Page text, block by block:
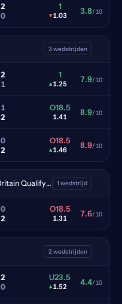
2
0
1
▾1.03 3.8/10
3 wedstrijden
2
1
1
▴1.25 7.9/10
1
2
O18.5
1.41 8.9/10
0
2
O18.5
▴1.46 8.9/10
WTA Wimbledon London Great Britain Qualifying (Grass) 1 wedstrijd
0
2
O18.5
1.31 7.6/10
2 wedstrijden
2
0
U23.5
▴1.52 4.4/10